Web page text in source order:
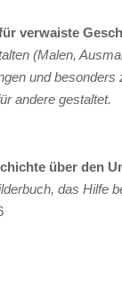
verwaiste
(Malen,
und
andere gestaltet.
über den
das Hilfe